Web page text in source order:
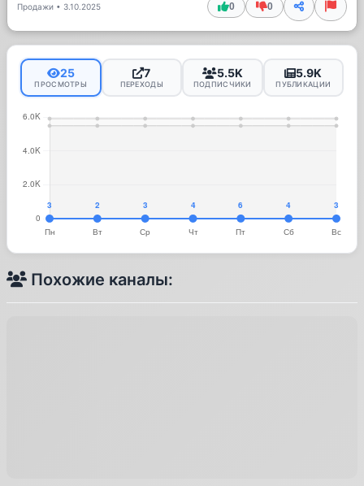
Продажи • 3.10.2025 0 0
25
ПРОСМОТРЫ
7
ПЕРЕХОДЫ
5.5K
ПОДПИСЧИКИ
5.9K
ПУБЛИКАЦИИ
Похожие каналы: